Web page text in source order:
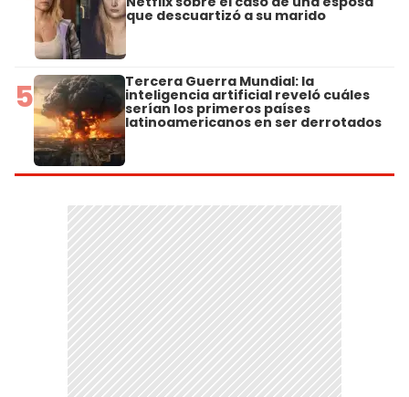
que descuartizó a su marido
5 Tercera Guerra Mundial: la
inteligencia artificial reveló cuáles
serían los primeros países
latinoamericanos en ser derrotados